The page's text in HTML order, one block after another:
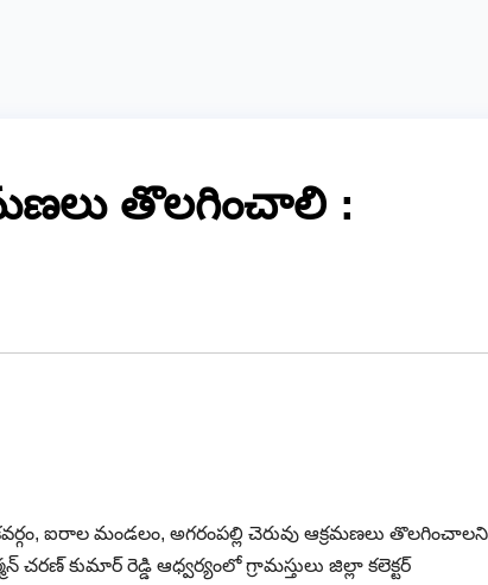
తొలగించాలి :
ఐరాల మండలం, అగరంపల్లి చెరువు ఆక్రమణలు తొలగించాలని
కుమార్ రెడ్డి ఆధ్వర్యంలో గ్రామస్తులు జిల్లా కలెక్టర్